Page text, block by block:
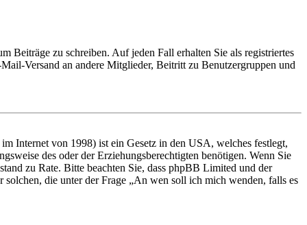
Beiträge zu schreiben. Auf jeden Fall erhalten Sie als registriertes
Versand an andere Mitglieder, Beitritt zu Benutzergruppen und
Internet von 1998) ist ein Gesetz in den USA, welches festlegt,
des oder der Erziehungsberechtigten benötigen. Wenn Sie
zu Rate. Bitte beachten Sie, dass phpBB Limited und der
die unter der Frage „An wen soll ich mich wenden, falls es